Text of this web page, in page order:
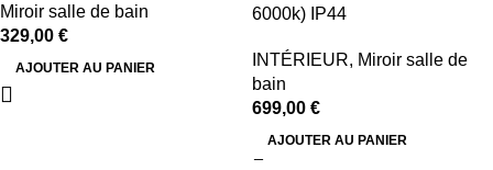
Miroir salle de bain
329,00 €
AJOUTER AU PANIER
6000k) IP44
INTÉRIEUR, Miroir salle de
bain
699,00 €
AJOUTER AU PANIER